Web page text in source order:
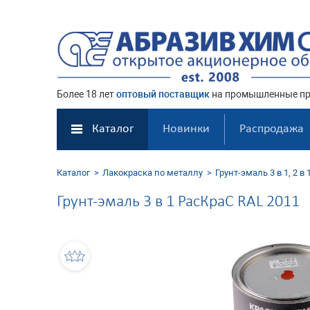
Более 18 летоптовый поставщик на промышленные
Каталог Новинки Распродажа
Каталог Лакокраска по металлу Грунт-эмаль 3 в 1, 2 в 1
Грунт-эмаль 3 в 1 РасКраС RAL 2011